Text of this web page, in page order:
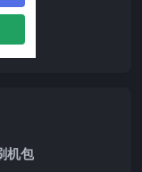
机包